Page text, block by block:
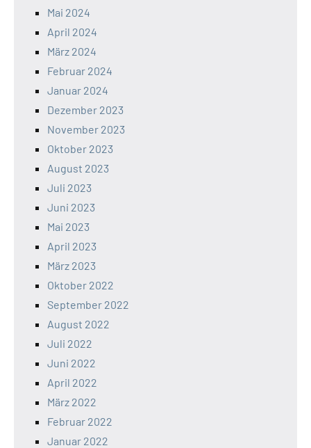
Mai 2024
April 2024
März 2024
Februar 2024
Januar 2024
Dezember 2023
November 2023
Oktober 2023
August 2023
Juli 2023
Juni 2023
Mai 2023
April 2023
März 2023
Oktober 2022
September 2022
August 2022
Juli 2022
Juni 2022
April 2022
März 2022
Februar 2022
Januar 2022